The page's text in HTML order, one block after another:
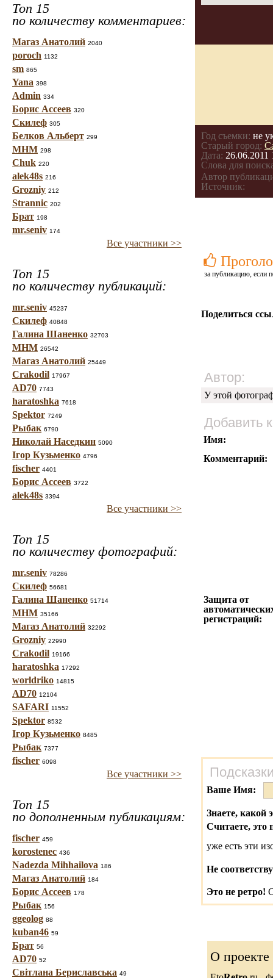
Топ 15
по количеству комментариев:
Магаз Анатолий 2040
poroch 1132
sm 865
Yana 398
Admin 334
Борис Ассеев 320
Скилеф 305
Белков Альберт 299
МНМ 298
Chuk 220
alek48s 216
Grozniy 212
Strannic 202
Брат 198
mr.seniv 174
Все участники >>
Топ 15
по количеству публикаций:
mr.seniv 45237
Скилеф 40848
Галина Шаненко 32703
МНМ 26542
Магаз Анатолий 25449
Crakodil 17967
AD70 7743
haratoshka 7618
Spektor 7249
Рыбак 6790
Николай Наседкин 5090
Ігор Кузьменко 4796
fischer 4401
Борис Ассеев 3722
alek48s 3394
Все участники >>
Топ 15
по количеству фотографий:
mr.seniv 78286
Скилеф 56681
Галина Шаненко 51714
МНМ 35166
Магаз Анатолий 32292
Grozniy 22990
Crakodil 19166
haratoshka 17292
worldriko 14815
AD70 12104
SAFARI 11552
Spektor 8532
Ігор Кузьменко 8485
Рыбак 7377
fischer 6098
Все участники >>
Топ 15
по дополненным публикациям:
fischer 459
korostenec 436
Nadezda Mihhailova 186
Магаз Анатолий 184
Борис Ассеев 178
Рыбак 156
ggeolog 88
kuban46 59
Брат 56
AD70 52
Світлана Бериславська 49
Год съемки: не
Старый город:
Дата: 26.06.2011
Слова для
Автор
Источник:
за публикацию, если
Поделиться
Автор:
У этой
Добавить
Имя:
Комментарий:
Защита от
регистраций:
Ваше Имя:
Знаете, какой
Считаете, это
уже есть эти
Не
Это не ретро!
О проекте